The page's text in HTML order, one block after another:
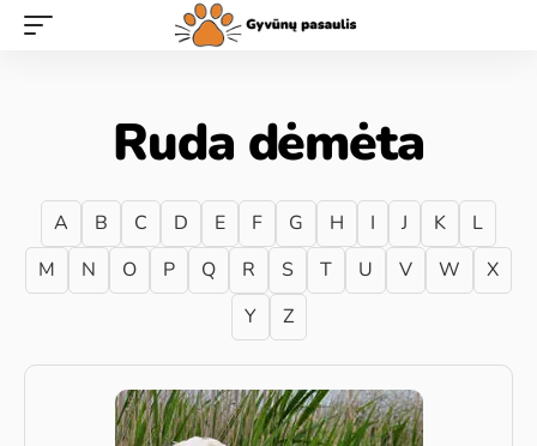
Ruda dėmėta
A B C D E F G H I J K
L
M
N O P Q R S T U V W
X
Y
Z